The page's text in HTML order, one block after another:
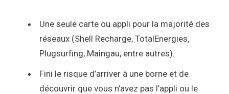
Une seule carte ou appli pour la majorité des
réseaux (Shell Recharge, TotalEnergies,
Plugsurfing, Maingau, entre autres).
Fini le risque d’arriver à une borne et de
découvrir que vous n’avez pas l’appli ou le